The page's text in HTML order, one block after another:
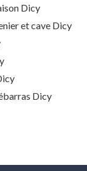
Dicy
et cave Dicy
Dicy